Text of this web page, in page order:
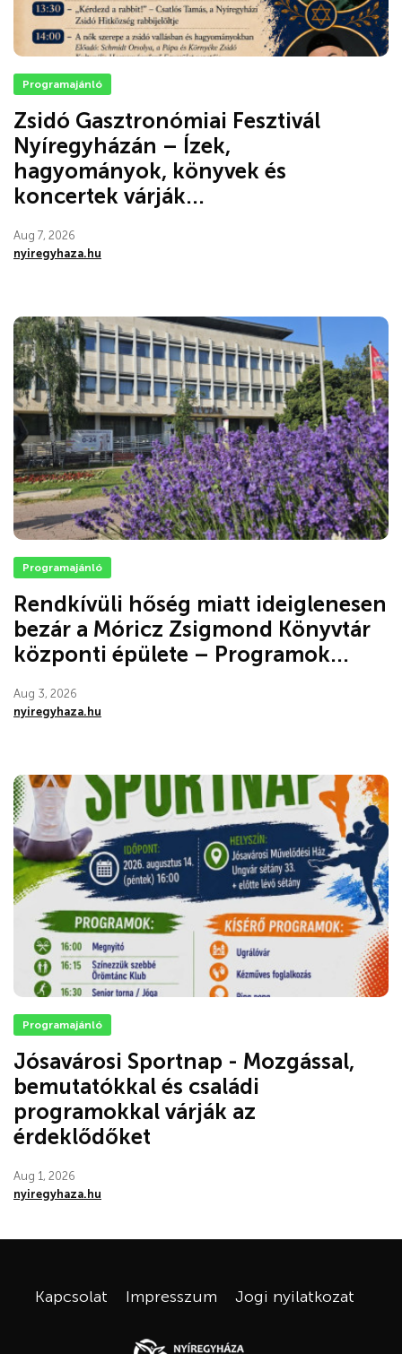
Programajánló
Zsidó Gasztronómiai Fesztivál
Nyíregyházán – Ízek,
hagyományok, könyvek és
koncertek várják...
Aug 7, 2026
nyiregyhaza.hu
Programajánló
Rendkívüli hőség miatt ideiglenesen
bezár a Móricz Zsigmond Könyvtár
központi épülete – Programok...
Aug 3, 2026
nyiregyhaza.hu
Programajánló
Jósavárosi Sportnap - Mozgással,
bemutatókkal és családi
programokkal várják az
érdeklődőket
Aug 1, 2026
nyiregyhaza.hu
Kapcsolat Impresszum Jogi nyilatkozat